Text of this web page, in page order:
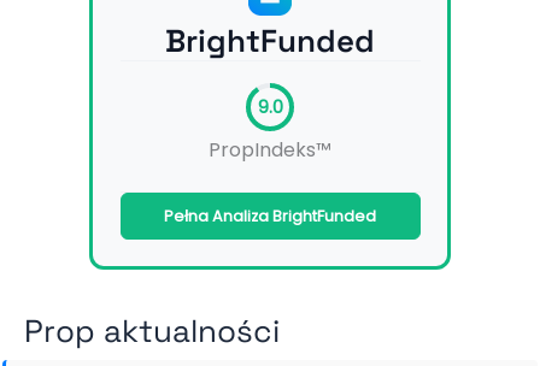
BrightFunded
9.0
PropIndeks™
Pełna Analiza BrightFunded
Prop aktualności